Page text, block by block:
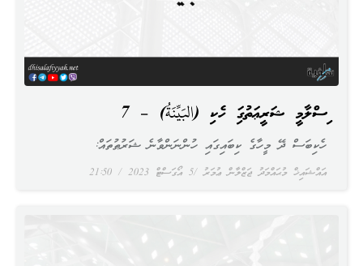
އިސްލާމީ ޝަރީޢަތުގައި ހެކި (البَيِّنَةُ) – 7
އައްޝައިޚް މުޙައްމަދު ޖަޒްލާން ޢުމަރު 5 އޯގަސްޓް 2023
ހެކިބަސް ދޭ މީހާގެ ކިބައިގައި ހުންނަންވާނެ ޝަރުޠުތައް: